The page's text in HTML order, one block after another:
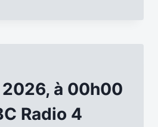
à 00h00
Radio 4